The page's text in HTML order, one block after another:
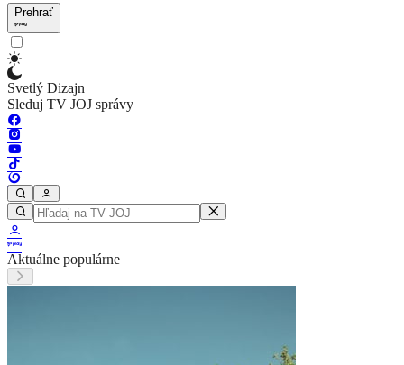
Prehrať
Svetlý Dizajn
Sleduj TV JOJ správy
Aktuálne populárne